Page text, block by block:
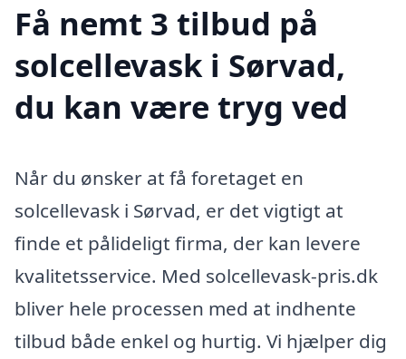
Få nemt 3 tilbud på
solcellevask i Sørvad,
du kan være tryg ved
Når du ønsker at få foretaget en
solcellevask i Sørvad, er det vigtigt at
finde et pålideligt firma, der kan levere
kvalitetsservice. Med solcellevask-pris.dk
bliver hele processen med at indhente
tilbud både enkel og hurtig. Vi hjælper dig